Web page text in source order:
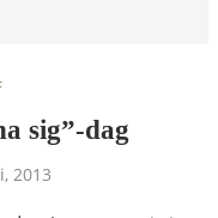
sig”-dag
2013